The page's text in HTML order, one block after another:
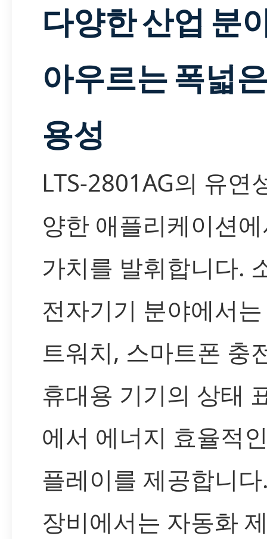
다양한 산업 분
아우르는 폭넓
용성
LTS-2801AG의 유연
양한 애플리케이션
가치를 발휘합니다.
전자기기 분야에서
트워치, 스마트폰 충
휴대용 기기의 상태
에서 에너지 효율적
플레이를 제공합니
장비에서는 자동화